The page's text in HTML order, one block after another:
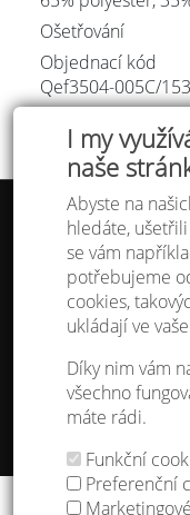
I my
naše
Abyste na
hledáte,
se vám
potřebujeme
cookies,
ukládají ve
Díky nim vám
všechno
máte rádi.
Funkční
Preferenční
Ošetřování
Objednací kód
Qef3504-005C/
Tabulka velikostí
Doprava a platba
Ochrana osobních
Obchodní podmínky
Kontakt
Atelier IVN
Na Výhledě 324/1
360 17 Karlovy Vary
Copyright ©